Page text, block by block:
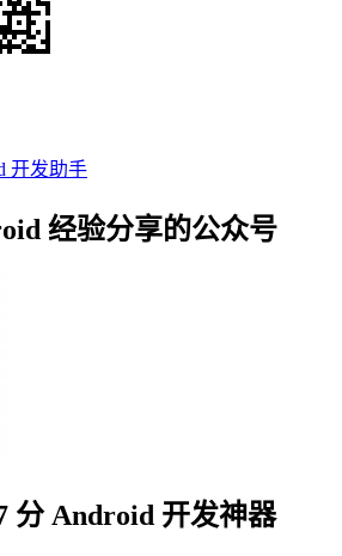
开发助手
经验分享的公众号
分 Android 开发神器